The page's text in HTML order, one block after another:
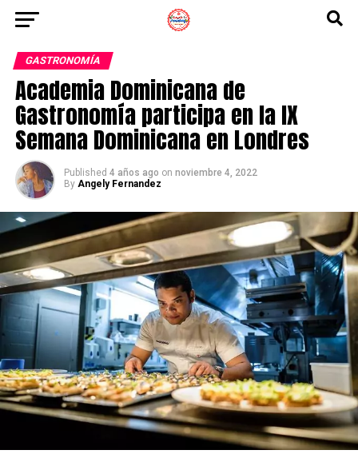
GASTRONOMÍA
Academia Dominicana de
Gastronomía participa en la IX
Semana Dominicana en Londres
Published 4 años ago on noviembre 4, 2022
By Angely Fernandez